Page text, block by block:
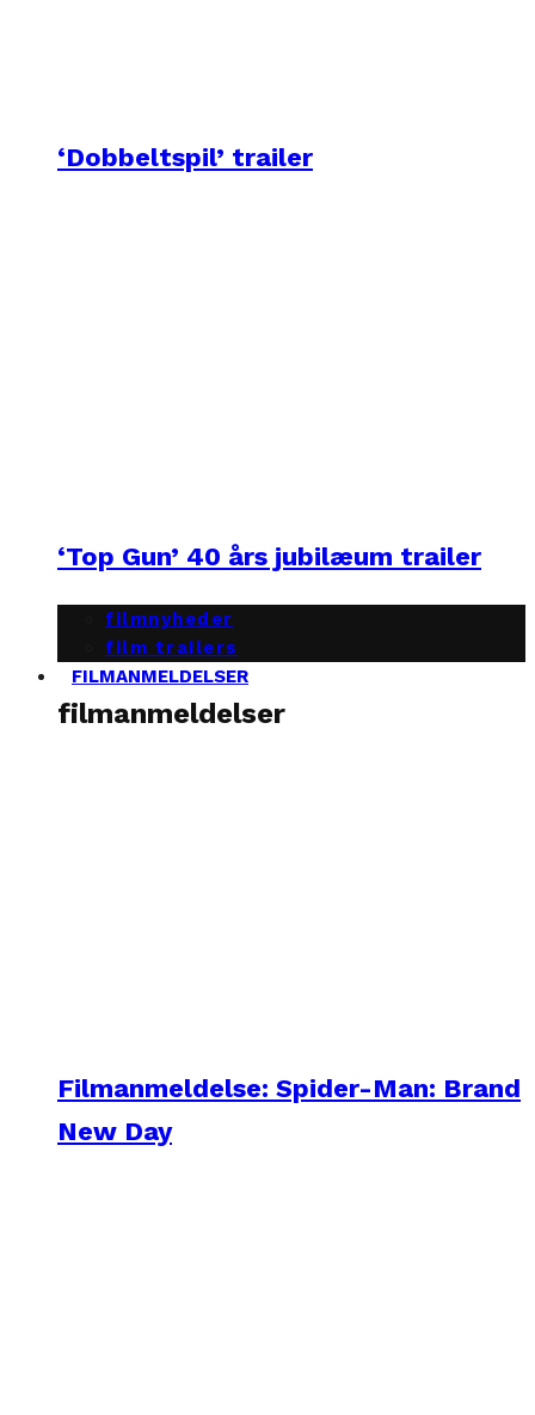
‘Dobbeltspil’ trailer
‘Top Gun’ 40 års jubilæum trailer
filmnyheder
film trailers
FILMANMELDELSER
filmanmeldelser
Filmanmeldelse: Spider-Man: Brand
New Day